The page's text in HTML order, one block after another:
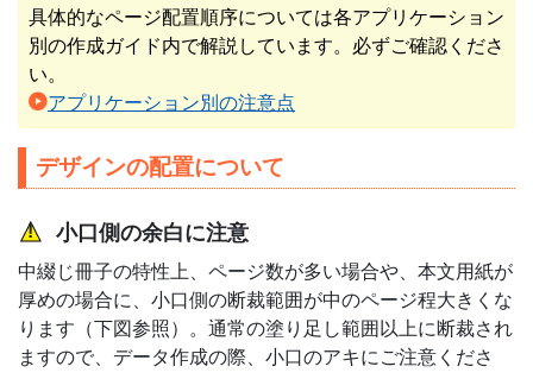
具体的なページ配置順序については各アプリケーション
別の作成ガイド内で解説しています。必ずご確認くださ
い。
アプリケーション別の注意点
デザインの配置について
小口側の余白に注意
中綴じ冊子の特性上、ページ数が多い場合や、本文用紙が
厚めの場合に、小口側の断裁範囲が中のページ程大きくな
ります（下図参照）。通常の塗り足し範囲以上に断裁され
ますので、データ作成の際、小口のアキにご注意くださ